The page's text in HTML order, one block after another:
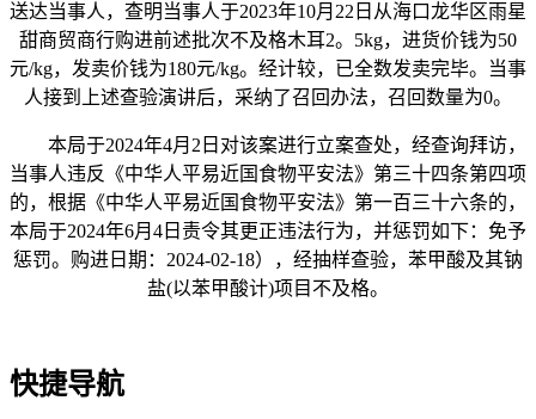
送达当事人，查明当事人于2023年10月22日从海口龙华区雨星
甜商贸商行购进前述批次不及格木耳2。5kg，进货价钱为50
元/kg，发卖价钱为180元/kg。经计较，已全数发卖完毕。当事
人接到上述查验演讲后，采纳了召回办法，召回数量为0。
本局于2024年4月2日对该案进行立案查处，经查询拜访，
当事人违反《中华人平易近国食物平安法》第三十四条第四项
的，根据《中华人平易近国食物平安法》第一百三十六条的，
本局于2024年6月4日责令其更正违法行为，并惩罚如下：免予
惩罚。购进日期：2024-02-18），经抽样查验，苯甲酸及其钠
盐(以苯甲酸计)项目不及格。
快捷导航